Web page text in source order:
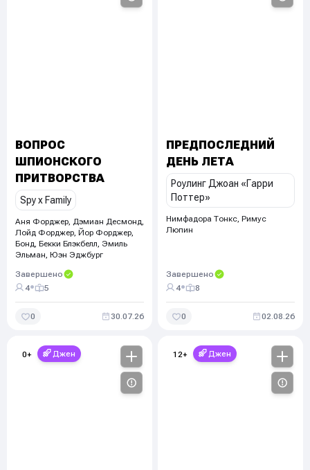
ВОПРОС
ШПИОНСКОГО
ПРИТВОРСТВА
Spy x Family
Аня Форджер, Дэмиан Десмонд,
Лойд Форджер, Йор Форджер,
Бонд, Бекки Блэкбелл, Эмиль
Эльман, Юэн Эджбург
Завершено
4• 5
0 30.07.26
ПРЕДПОСЛЕДНИЙ
ДЕНЬ ЛЕТА
Роулинг Джоан «Гарри
Поттер»
Нимфадора Тонкс, Римус
Люпин
Завершено
4• 8
0 02.08.26
0+ Джен 12+ Джен